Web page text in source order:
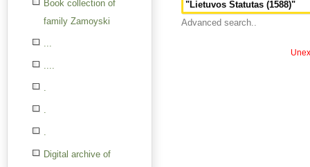
Book collection of
family Zamoyski
...
....
.
.
.
Digital archive of
Advanced search..